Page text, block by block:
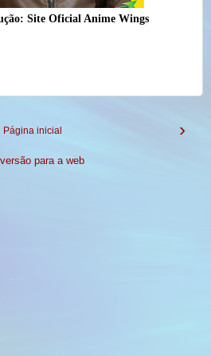
Site Oficial Anime Wings
›
Página inicial
para a web